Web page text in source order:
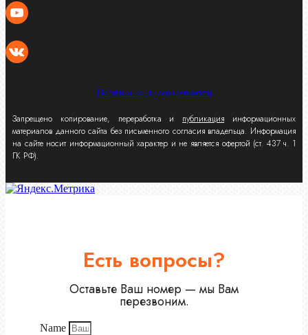
Политика конфиденциальности
Запрещено копирование, переработка и публикация информационных
материалов данного сайта без письменного согласия владельца. Информация
на сайте носит информационный характер и не является офертой (ст. 437 ч. 1
ГК РФ).
Есть вопросы?
Оставьте Ваш номер — мы Вам
перезвоним.
Name